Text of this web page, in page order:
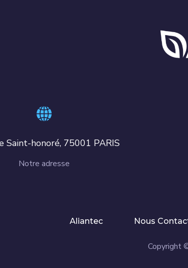
Saint-honoré, 75001 PARIS
Notre adresse
Aliantec Nous
Copyright